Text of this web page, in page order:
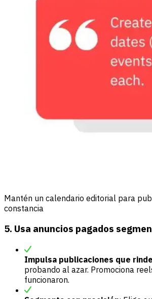
Mantén un calendario editorial para
constancia
5. Usa anuncios pagados
Impulsa publicaciones que
probando al azar. Promociona
funcionaron.